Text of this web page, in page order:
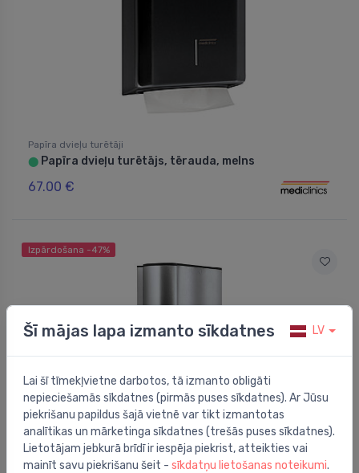
Papīra dvieļu turētāji
⬤ Papīra dvieļu turētājs, tērauda, melns
67.00 €
Izpārdošana -47%
Papīra dvieļu turētāji
⬤Papīra dvieļu turētājs Plan, hroms/melns
Šī mājas lapa izmanto sīkdatnes LV
Lai šī tīmekļvietne darbotos, tā izmanto obligāti
nepieciešamās sīkdatnes (pirmās puses sīkdatnes). Ar Jūsu
piekrišanu papildus šajā vietnē var tikt izmantotas
analītikas un mārketinga sīkdatnes (trešās puses sīkdatnes).
Lietotājam jebkurā brīdī ir iespēja piekrist, atteikties vai
mainīt savu piekrišanu šeit - sīkdatņu lietošanas noteikumi.